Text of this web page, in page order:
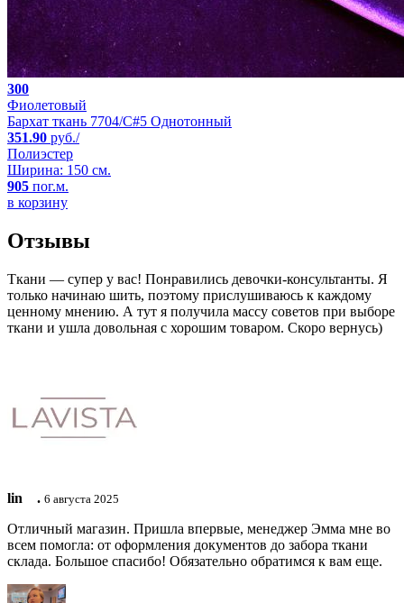
300
Фиолетовый
Бархат ткань 7704/C#5 Однотонный
351.90 руб./
Полиэстер
Ширина: 150 см.
905 пог.м.
в корзину
Отзывы
Ткани — супер у вас! Понравились девочки-консультанты. Я
только начинаю шить, поэтому прислушиваюсь к каждому
ценному мнению. А тут я получила массу советов при выборе
ткани и ушла довольная с хорошим товаром. Скоро вернусь)
lin ⠀. 6 августа 2025
Отличный магазин. Пришла впервые, менеджер Эмма мне во
всем помогла: от оформления документов до забора ткани
склада. Большое спасибо! Обязательно обратимся к вам еще.